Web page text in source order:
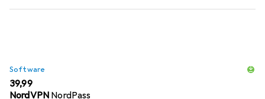
Software
EUR
39,99
NordVPN NordPass